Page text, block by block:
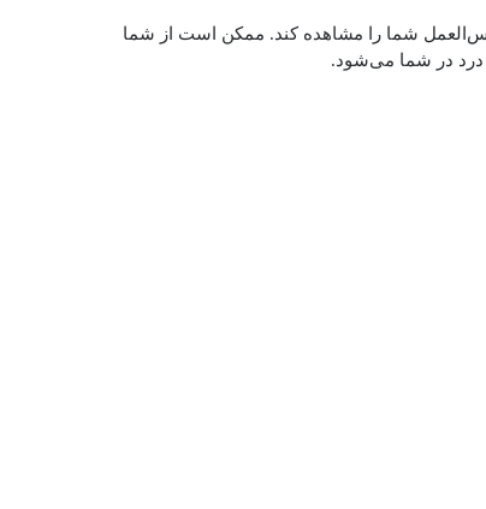
شما را مشاهده کند. ممکن است از شما
درد در شما می‌شود.